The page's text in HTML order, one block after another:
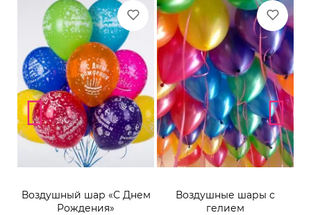
Воздушный шар «С Днем
Рождения»
Воздушные шары с
гелием